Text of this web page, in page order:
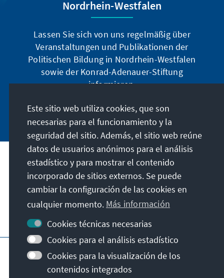
Nordrhein-Westfalen
Lassen Sie sich von uns regelmäßig über
Veranstaltungen und Publikationen der
Politischen Bildung in Nordrhein-Westfalen
sowie der Konrad-Adenauer-Stiftung
informieren.
Jetzt abonnieren
Dirección
Contacto
Visita también
Página principal de la KAS
Protección de datos
Condiciones de uso
Declaración sobre accesibilidad
Este sitio web utiliza cookies, que son
necesarias para el funcionamiento y la
seguridad del sitio. Además, el sitio web reúne
datos de usuarios anónimos para el análisis
estadístico y para mostrar el contenido
incorporado de sitios externos. Se puede
cambiar la configuración de las cookies en
cualquier momento. Más información
Cookies técnicas necesarias
Cookies para el análisis estadístico
Cookies para la visualización de los
contenidos integrados